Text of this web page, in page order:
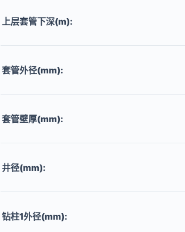
上层套管下深(m):
套管外径(mm):
套管壁厚(mm):
井径(mm):
钻柱1外径(mm):